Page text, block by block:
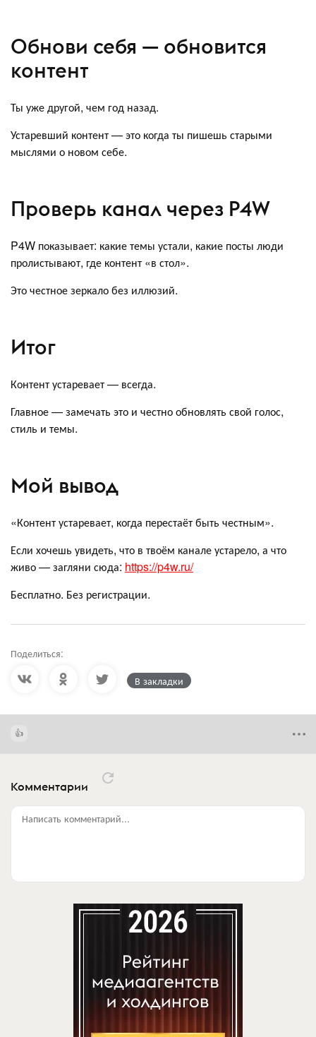
Обнови себя — обновится
контент
Ты уже другой, чем год назад.
Устаревший контент — это когда ты пишешь старыми
мыслями о новом себе.
Проверь канал через P4W
P4W показывает: какие темы устали, какие посты люди
пролистывают, где контент «в стол».
Это честное зеркало без иллюзий.
Итог
Контент устаревает — всегда.
Главное — замечать это и честно обновлять свой голос,
стиль и темы.
Мой вывод
«Контент устаревает, когда перестаёт быть честным».
Если хочешь увидеть, что в твоём канале устарело, а что
живо — загляни сюда: https://p4w.ru/
Бесплатно. Без регистрации.
Поделиться:
В закладки
Комментарии
Написать комментарий...